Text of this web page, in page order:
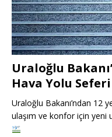
Uraloğlu
Hava Yolu
Uraloğlu Bakanı’ndan 12
ulaşım ve konfor için yeni